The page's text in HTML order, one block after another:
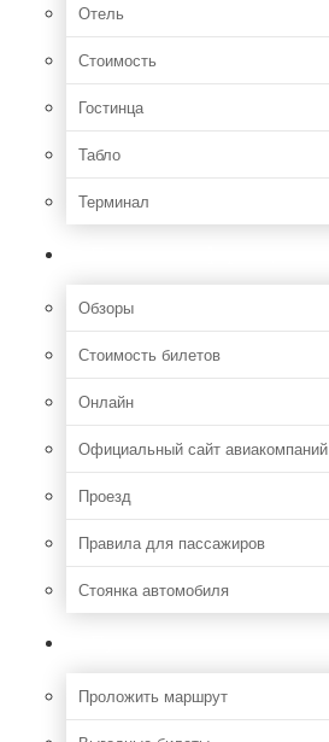
Отель
Стоимость
Гостинца
Табло
Терминал
Обзоры
Стоимость билетов
Онлайн
Официальный сайт авиакомпаний
Проезд
Правила для пассажиров
Стоянка автомобиля
Проложить маршрут